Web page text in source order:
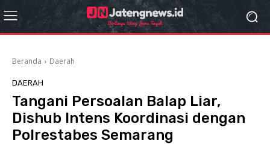
Beranda Daerah
DAERAH
Tangani Persoalan Balap Liar,
Dishub Intens Koordinasi dengan
Polrestabes Semarang